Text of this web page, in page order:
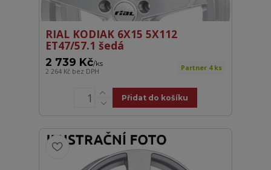
RIAL KODIAK 6X15 5X112
ET47/57.1 šedá
2 739 Kč/ks
2 264 Kč bez DPH Partner 4 ks
Přidat do košíku